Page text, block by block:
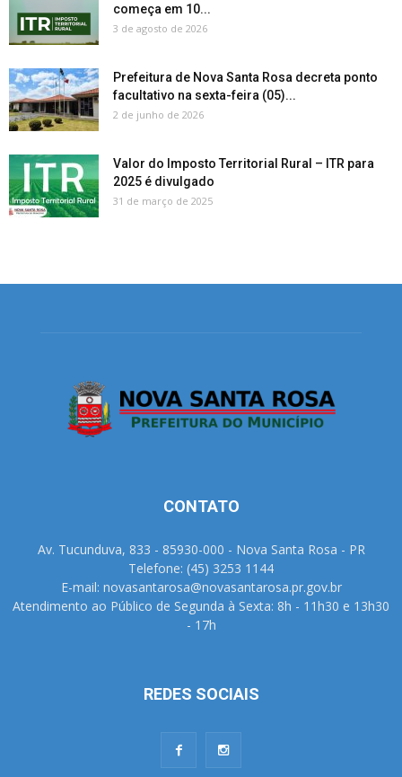
começa em 10...
3 de agosto de 2026
Prefeitura de Nova Santa Rosa decreta ponto
facultativo na sexta-feira (05)...
2 de junho de 2026
Valor do Imposto Territorial Rural – ITR para
2025 é divulgado
31 de março de 2025
CONTATO
Av. Tucunduva, 833 - 85930-000 - Nova Santa Rosa - PR
Telefone: (45) 3253 1144
E-mail: novasantarosa@novasantarosa.pr.gov.br
Atendimento ao Público de Segunda à Sexta: 8h - 11h30 e 13h30
- 17h
REDES SOCIAIS